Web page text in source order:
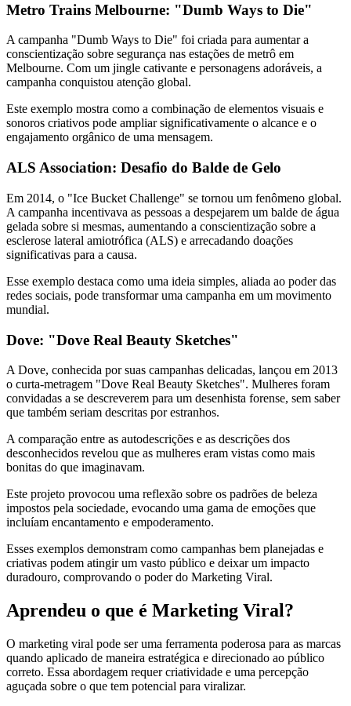
Metro Trains Melbourne: "Dumb Ways to Die"
A campanha "Dumb Ways to Die" foi criada para aumentar a
conscientização sobre segurança nas estações de metrô em
Melbourne. Com um jingle cativante e personagens adoráveis, a
campanha conquistou atenção global.
Este exemplo mostra como a combinação de elementos visuais e
sonoros criativos pode ampliar significativamente o alcance e o
engajamento orgânico de uma mensagem.
ALS Association: Desafio do Balde de Gelo
Em 2014, o "Ice Bucket Challenge" se tornou um fenômeno global.
A campanha incentivava as pessoas a despejarem um balde de água
gelada sobre si mesmas, aumentando a conscientização sobre a
esclerose lateral amiotrófica (ALS) e arrecadando doações
significativas para a causa.
Esse exemplo destaca como uma ideia simples, aliada ao poder das
redes sociais, pode transformar uma campanha em um movimento
mundial.
Dove: "Dove Real Beauty Sketches"
A Dove, conhecida por suas campanhas delicadas, lançou em 2013
o curta-metragem "Dove Real Beauty Sketches". Mulheres foram
convidadas a se descreverem para um desenhista forense, sem saber
que também seriam descritas por estranhos.
A comparação entre as autodescrições e as descrições dos
desconhecidos revelou que as mulheres eram vistas como mais
bonitas do que imaginavam.
Este projeto provocou uma reflexão sobre os padrões de beleza
impostos pela sociedade, evocando uma gama de emoções que
incluíam encantamento e empoderamento.
Esses exemplos demonstram como campanhas bem planejadas e
criativas podem atingir um vasto público e deixar um impacto
duradouro, comprovando o poder do Marketing Viral.
Aprendeu o que é Marketing Viral?
O marketing viral pode ser uma ferramenta poderosa para as marcas
quando aplicado de maneira estratégica e direcionado ao público
correto. Essa abordagem requer criatividade e uma percepção
aguçada sobre o que tem potencial para viralizar.